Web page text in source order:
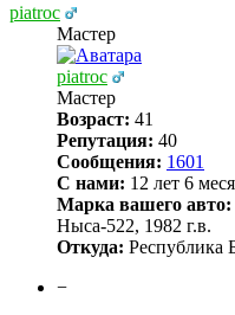
piatroc
Мастер
piatroc
Мастер
Возраст: 41
Репутация: 40
Сообщения: 1601
С нами: 12 лет 6
Марка вашего авто:
Ныса-522, 1982 г.в.
Откуда: Республика
−